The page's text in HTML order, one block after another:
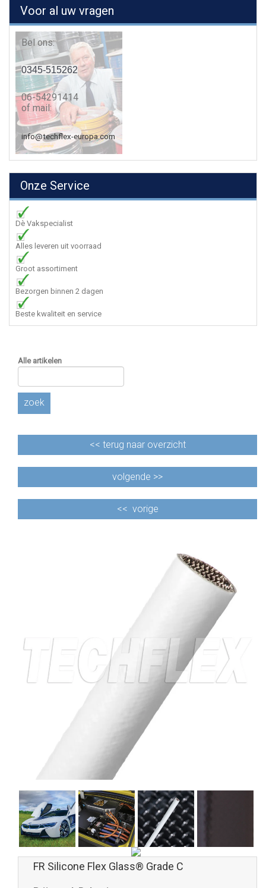
Voor al uw vragen
Bel ons:
0345-515262
06-54291414
of mail:
info@techflex-europa.com
Onze Service
Dè Vakspecialist
Alles leveren uit voorraad
Groot assortiment
Bezorgen binnen 2 dagen
Beste kwaliteit en service
Alle artikelen
zoek
<< terug naar overzicht
volgende >>
<< vorige
FR Silicone Flex Glass® Grade C